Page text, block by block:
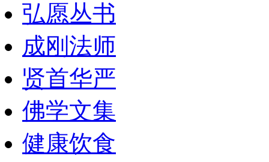
弘愿丛书
成刚法师
贤首华严
佛学文集
健康饮食